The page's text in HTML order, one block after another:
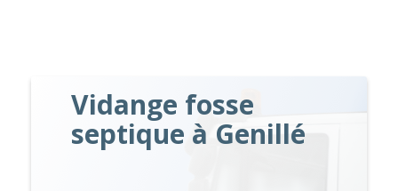
Vidange fosse
septique à Genillé